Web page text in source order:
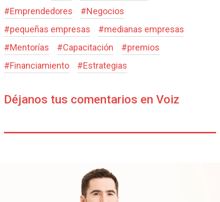
#Emprendedores #Negocios
#pequeñas empresas #medianas empresas
#Mentorías #Capacitación #premios
#Financiamiento #Estrategias
Déjanos tus comentarios en Voiz